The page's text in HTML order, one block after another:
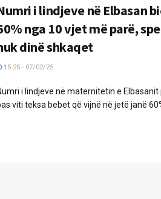
i lindjeve në Elbasan
nga 10 vjet më parë,
dinë shkaqet
15:25 - 07/02/25
i lindjeve në maternitetin e Elbasanit
viti teksa bebet që vijnë në jetë janë 60%